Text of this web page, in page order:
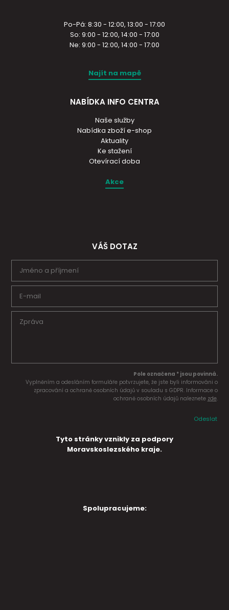
Po-Pá: 8:30 - 12:00, 13:00 - 17:00
So: 9:00 - 12:00, 14:00 - 17:00
Ne: 9:00 - 12:00, 14:00 - 17:00
Najít na mapě
NABÍDKA INFO CENTRA
Naše služby
Nabídka zboží e-shop
Aktuality
Ke stažení
Otevírací doba
Akce
VÁŠ DOTAZ
Pole označena * jsou povinná.
Vyplněním a odesláním formuláře potvrzujete, že jste byli informováni o
zpracování a ochraně osobních údajů v souladu s GDPR. Informace o
ochraně osobních údajů naleznete zde.
Odeslat
Tyto stránky vznikly za podpory
Moravskoslezského kraje.
Spolupracujeme: